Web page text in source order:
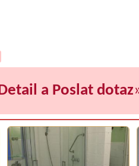
a Poslat dotaz